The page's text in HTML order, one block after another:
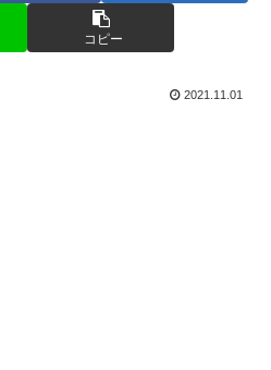
コピー
2021.11.01